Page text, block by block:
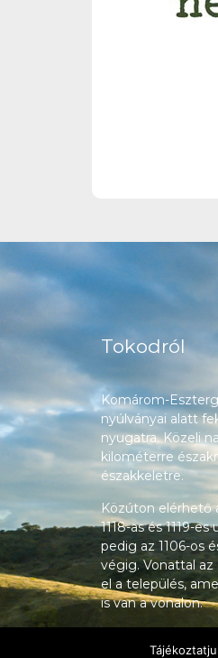
Tokodról
Komárom-
nyúlványai alatt
nyugatra. Közeli
kilométerre
északkeletre.
Közúton elérhető
1118-as és 1119-
pedig az 1106-os
végig. Vonattal
el a település,
is van a vonalon.